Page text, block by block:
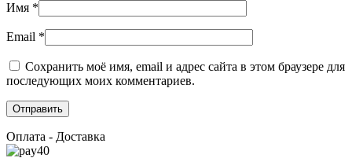
Имя *
Email *
Сохранить моё имя, email и адрес сайта в этом браузере для
последующих моих комментариев.
Оплата - Доставка